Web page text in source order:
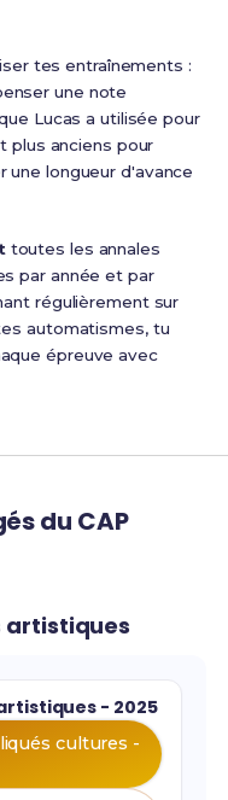
tes entraînements :
une note
Lucas a utilisée pour
plus anciens pour
longueur d'avance
toutes les annales
par année et par
régulièrement sur
automatismes, tu
épreuve avec
du CAP
artistiques
- 2025
cultures -